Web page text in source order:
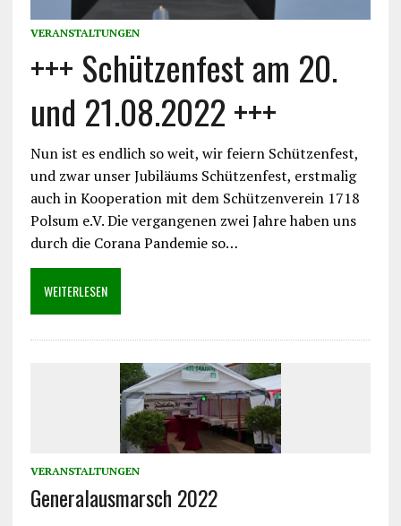
VERANSTALTUNGEN
+++ Schützenfest am 20.
und 21.08.2022 +++
Nun ist es endlich so weit, wir feiern Schützenfest,
und zwar unser Jubiläums Schützenfest, erstmalig
auch in Kooperation mit dem Schützenverein 1718
Polsum e.V. Die vergangenen zwei Jahre haben uns
durch die Corana Pandemie so…
WEITERLESEN
VERANSTALTUNGEN
Generalausmarsch 2022